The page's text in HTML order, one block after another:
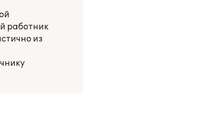
работник
из